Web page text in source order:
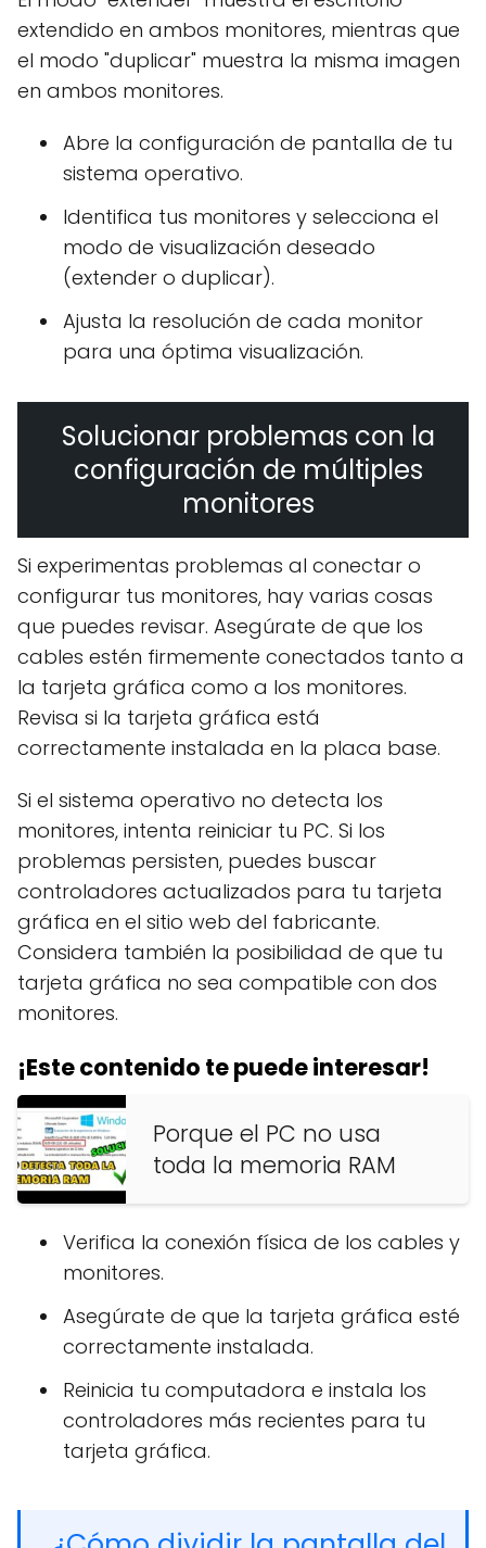
extendido en ambos monitores, mientras que
el modo "duplicar" muestra la misma imagen
en ambos monitores.
Abre la configuración de pantalla de tu
sistema operativo.
Identifica tus monitores y selecciona el
modo de visualización deseado
(extender o duplicar).
Ajusta la resolución de cada monitor
para una óptima visualización.
Solucionar problemas con la
configuración de múltiples
monitores
Si experimentas problemas al conectar o
configurar tus monitores, hay varias cosas
que puedes revisar. Asegúrate de que los
cables estén firmemente conectados tanto a
la tarjeta gráfica como a los monitores.
Revisa si la tarjeta gráfica está
correctamente instalada en la placa base.
Si el sistema operativo no detecta los
monitores, intenta reiniciar tu PC. Si los
problemas persisten, puedes buscar
controladores actualizados para tu tarjeta
gráfica en el sitio web del fabricante.
Considera también la posibilidad de que tu
tarjeta gráfica no sea compatible con dos
monitores.
¡Este contenido te puede interesar!
Porque el PC no usa
toda la memoria RAM
Verifica la conexión física de los cables y
monitores.
Asegúrate de que la tarjeta gráfica esté
correctamente instalada.
Reinicia tu computadora e instala los
controladores más recientes para tu
tarjeta gráfica.